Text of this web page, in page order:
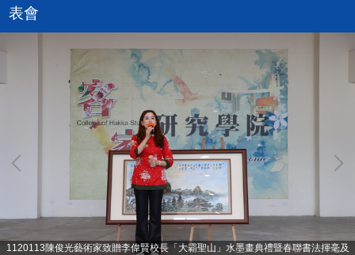
表會
1120113陳俊光藝術家致贈李偉賢校長「大霸聖山」水墨畫典禮暨春聯書法揮毫及